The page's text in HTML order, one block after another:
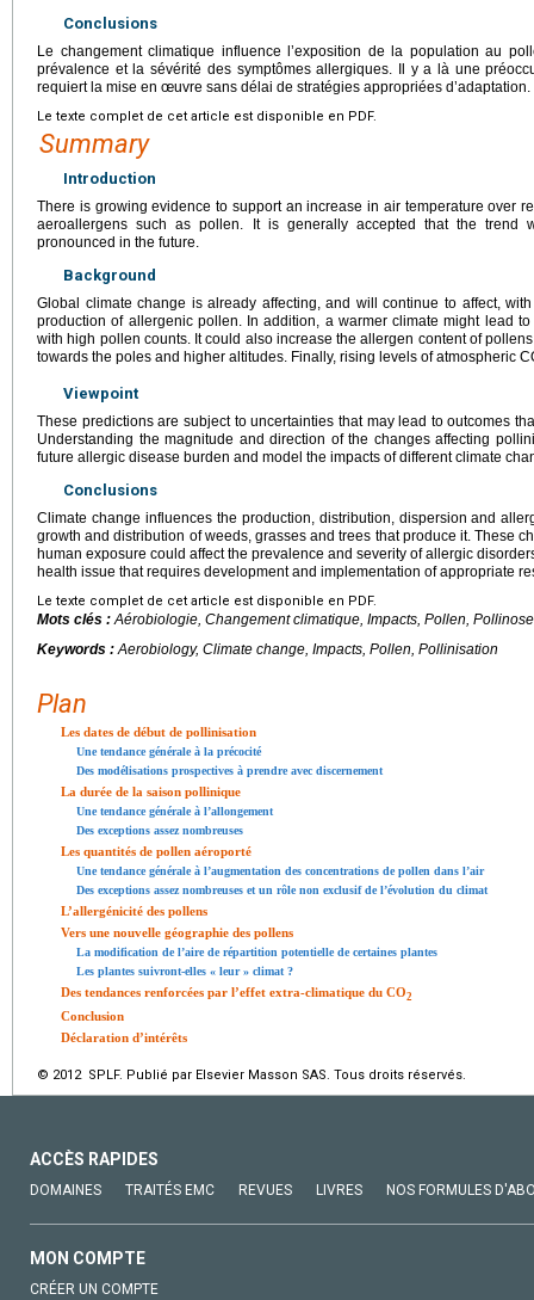
Conclusions
Le changement climatique influence l’exposition de la population au
prévalence et la sévérité des symptômes allergiques. Il y a là une
requiert la mise en œuvre sans délai de stratégies appropriées d’adaptation.
Le texte complet de cet article est disponible en PDF.
Summary
Introduction
There is growing evidence to support an increase in air temperature over
aeroallergens such as pollen. It is generally accepted that the trend
pronounced in the future.
Background
Global climate change is already affecting, and will continue to affect,
production of allergenic pollen. In addition, a warmer climate might lead
with high pollen counts. It could also increase the allergen content of
towards the poles and higher altitudes. Finally, rising levels of atmospheric
Viewpoint
These predictions are subject to uncertainties that may lead to outcomes
Understanding the magnitude and direction of the changes affecting
future allergic disease burden and model the impacts of different climate
Conclusions
Climate change influences the production, distribution, dispersion and
growth and distribution of weeds, grasses and trees that produce it. These
human exposure could affect the prevalence and severity of allergic
health issue that requires development and implementation of appropriate
Le texte complet de cet article est disponible en PDF.
Mots clés :Aérobiologie, Changement climatique, Impacts, Pollen, Pollinose
Keywords :Aerobiology, Climate change, Impacts, Pollen, Pollinisation
Plan
Les dates de début de pollinisation
Une tendance générale à la précocité
Des modélisations prospectives à prendre avec discernement
La durée de la saison pollinique
Une tendance générale à l’allongement
Des exceptions assez nombreuses
Les quantités de pollen aéroporté
Une tendance générale à l’augmentation des concentrations de pollen dans l’air
Des exceptions assez nombreuses et un rôle non exclusif de l’évolution du climat
L’allergénicité des pollens
Vers une nouvelle géographie des pollens
La modification de l’aire de répartition potentielle de certaines plantes
Les plantes suivront-elles « leur » climat ?
Des tendances renforcées par l’effet extra-climatique du CO2
Conclusion
Déclaration d’intérêts
© 2012 SPLF. Publié par Elsevier Masson SAS. Tous droits réservés.
ACCÈS RAPIDES
DOMAINES TRAITÉS EMC REVUES LIVRES NOS FORMULES
MON COMPTE
CRÉER UN COMPTE